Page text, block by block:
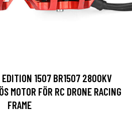
EDITION 1507 BR1507 2800KV
MOTOR FÖR RC DRONE RACING
FRAME